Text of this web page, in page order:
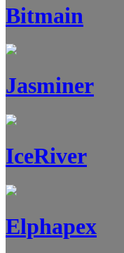
Bitmain
Jasminer
IceRiver
Elphapex